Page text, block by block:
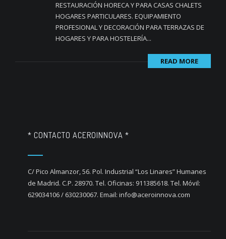
RESTAURACIÓN HORECA Y PARA CASAS CHALETS
HOGARES PARTICULARES. EQUIPAMIENTO
PROFESIONAL Y DECORACIÓN PARA TERRAZAS DE
HOGARES Y PARA HOSTELERÍA...
READ MORE
* CONTACTO ACEROINNOVA *
C/ Pico Almanzor, 56. Pol. Industrial “Los Linares” Humanes
de Madrid. C.P. 28970. Tel. Oficinas: 911385618. Tel. Móvil:
629034106 / 630230067. Email: info@aceroinnova.com